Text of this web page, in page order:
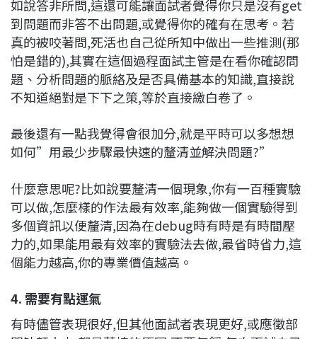
如說答非所問,這還可能讓面試者覺得你只是沒有get
到問題而非答不出問題,或覺得你的確有在思考。若
真的被咬著問,死活也自己從所知中做出一些推測(那
怕是錯的),其實在這個過程面試主管是在看你確認問
題、分析問題的脈絡及是否具備基本的知識,直接說
不知道絕對是下下之策,等於直接繳白卷了。
最後還有一點我覺得會很加分,就是平時可以多想想
如何”用最少步驟最快速的釐清並解決問題?”
什麼意思呢?比如說要釐清一個現象,你有一百種實驗
可以做,怎麼樣的作法最有效率,能夠做一個實驗得到
多個資訊以便釐清,因為在debug時有時是有時間壓
力的,如果能用最有效率的實驗法去做,最省時省力,這
個能力越高,你的專業價值越高。
4. 需要有點運氣
有時儘管表現很好,但其他面試者表現更好,或應徵部